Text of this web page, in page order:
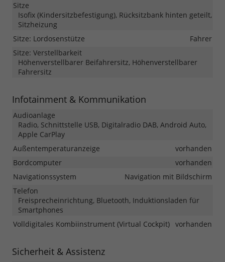
Sitze
Isofix (Kindersitzbefestigung), Rücksitzbank hinten geteilt,
Sitzheizung
Sitze: Lordosenstütze
Fahrer
Sitze: Verstellbarkeit
Höhenverstellbarer Beifahrersitz, Höhenverstellbarer
Fahrersitz
Infotainment & Kommunikation
Audioanlage
Radio, Schnittstelle USB, Digitalradio DAB, Android Auto,
Apple CarPlay
Außentemperaturanzeige
vorhanden
Bordcomputer
vorhanden
Navigationssystem
Navigation mit Bildschirm
Telefon
Freisprecheinrichtung, Bluetooth, Induktionsladen für
Smartphones
Volldigitales Kombiinstrument (Virtual Cockpit) vorhanden
Sicherheit & Assistenz